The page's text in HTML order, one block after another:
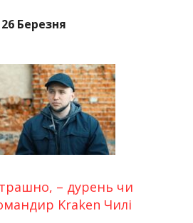
26 Березня
– дурень чи
Kraken Чилі